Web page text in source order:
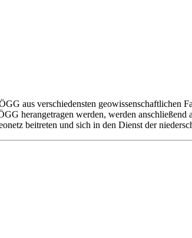
aus verschiedensten geowissenschaftlichen
herangetragen werden, werden
beitreten und sich in den Dienst der